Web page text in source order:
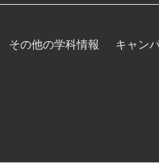
その他の学科情報 キャン